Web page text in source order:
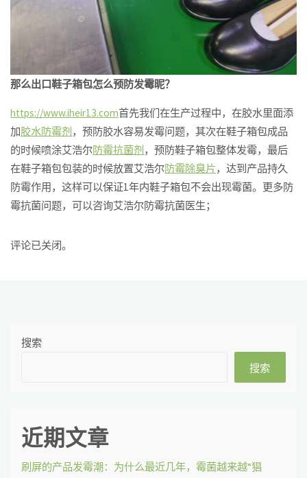
那么出口鞋子箱包怎么预防发霉昵？
https://www.iheir13.com首先我们在生产过程中，在胶水里面添
加胶水防霉剂 ，预防胶水容易发霉问题，其次在鞋子箱包成品
的时候喷涂艾浩尔防霉抗菌剂 ，预防鞋子箱包整体发霉，最后
在鞋子箱包包装的时候放置艾浩尔防霉除臭片，达到产品持久
防霉作用，这样可以保证1年内鞋子箱包不会出现霉菌。更多防
霉抗菌问题，可以咨询艾浩尔防霉抗菌医生；
评论已关闭。
搜索
搜索
近期文章
刷屏的产品发霉潮：为什么最近几年，霉菌越来越“猖